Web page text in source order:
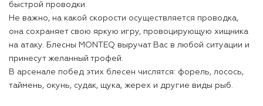
быстрой проводки.
Не важно, на какой скорости осуществляется проводка,
она сохраняет свою яркую игру, провоцирующую хищника
на атаку. Блесны MONTEQ выручат Вас в любой ситуации и
принесут желанный трофей.
В арсенале побед этих блесен числятся: форель, лосось,
таймень, окунь, судак, щука, жерех и другие виды рыб.